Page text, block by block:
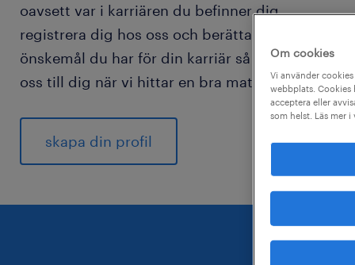
oavsett var i karriären du befinner dig.
registrera dig hos oss och berätta vilka
önskemål du har för din karriär så hör vi av
oss till dig när vi hittar en bra match för dig.
skapa din profil
Om cookies
Vi använder
webbplats. Cookies
acceptera eller
som helst. Läs mer i